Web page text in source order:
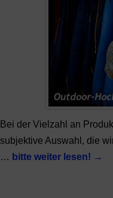
Bei der Vielzahl an
subjektive Auswahl, die
… bitte weiter lesen! →